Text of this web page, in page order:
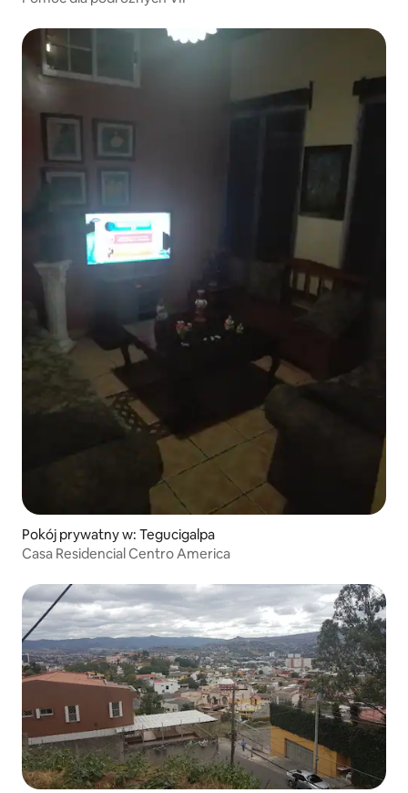
Pokój prywatny w: Tegucigalpa
Casa Residencial Centro America